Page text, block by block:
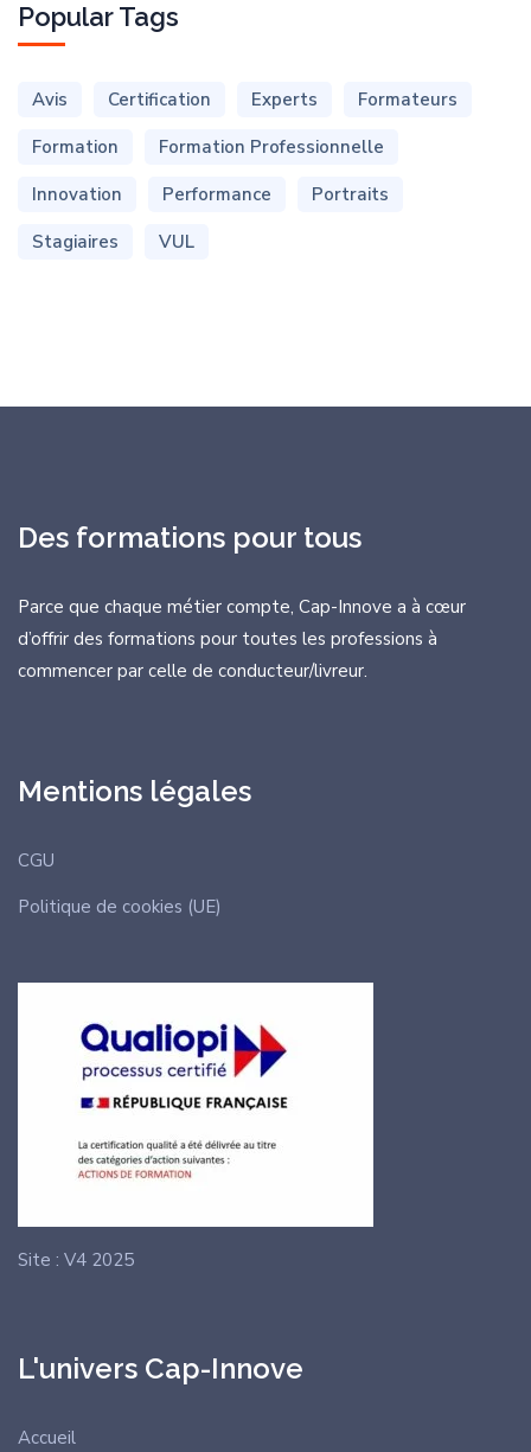
Popular Tags
Avis Certification Experts
Formateurs
Formation
Formation Professionnelle
Innovation
Performance
Portraits
Stagiaires
VUL
L'univers Cap-Innove
Accueil
Mentions légales
CGU
Politique de cookies (UE)
Site : V4 2025
Des formations pour tous
Parce que chaque métier compte, Cap-Innove a à cœur
d’offrir des formations pour toutes les professions à
commencer par celle de conducteur/livreur.